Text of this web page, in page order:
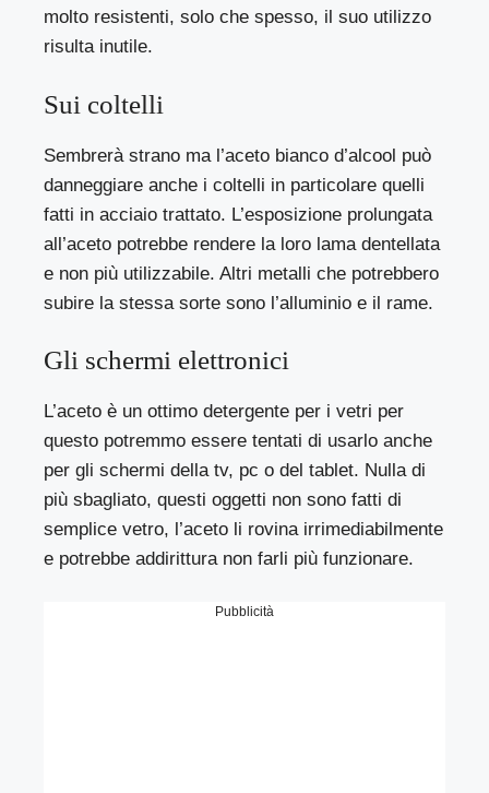
molto resistenti, solo che spesso, il suo utilizzo
risulta inutile.
Sui coltelli
Sembrerà strano ma l’aceto bianco d’alcool può
danneggiare anche i coltelli in particolare quelli
fatti in acciaio trattato. L’esposizione prolungata
all’aceto potrebbe rendere la loro lama dentellata
e non più utilizzabile. Altri metalli che potrebbero
subire la stessa sorte sono l’alluminio e il rame.
Gli schermi elettronici
L’aceto è un ottimo detergente per i vetri per
questo potremmo essere tentati di usarlo anche
per gli schermi della tv, pc o del tablet. Nulla di
più sbagliato, questi oggetti non sono fatti di
semplice vetro, l’aceto li rovina irrimediabilmente
e potrebbe addirittura non farli più funzionare.
Pubblicità